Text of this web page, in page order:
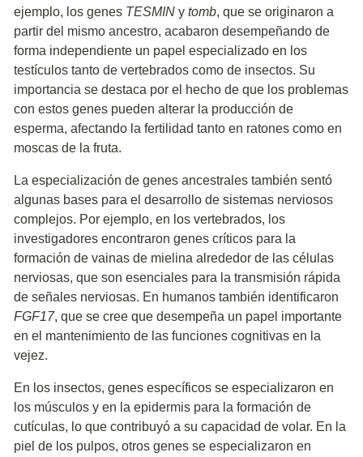
ejemplo, los genes TESMIN y tomb, que se originaron a
partir del mismo ancestro, acabaron desempeñando de
forma independiente un papel especializado en los
testículos tanto de vertebrados como de insectos. Su
importancia se destaca por el hecho de que los problemas
con estos genes pueden alterar la producción de
esperma, afectando la fertilidad tanto en ratones como en
moscas de la fruta.
La especialización de genes ancestrales también sentó
algunas bases para el desarrollo de sistemas nerviosos
complejos. Por ejemplo, en los vertebrados, los
investigadores encontraron genes críticos para la
formación de vainas de mielina alrededor de las células
nerviosas, que son esenciales para la transmisión rápida
de señales nerviosas. En humanos también identificaron
FGF17, que se cree que desempeña un papel importante
en el mantenimiento de las funciones cognitivas en la
vejez.
En los insectos, genes específicos se especializaron en
los músculos y en la epidermis para la formación de
cutículas, lo que contribuyó a su capacidad de volar. En la
piel de los pulpos, otros genes se especializaron en